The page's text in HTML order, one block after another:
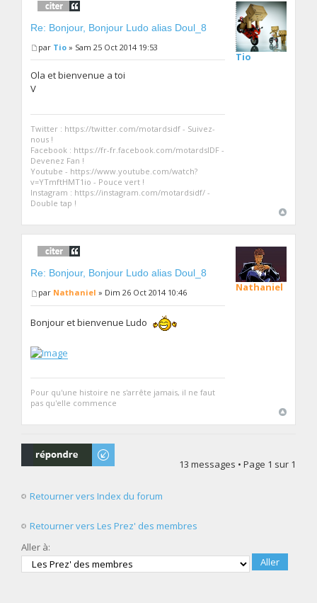
Re: Bonjour, Bonjour Ludo alias Doul_8
par Tio » Sam 25 Oct 2014 19:53
Ola et bienvenue a toi
V
Twitter : https://twitter.com/motardsidf - Suivez-
nous !
Facebook : https://fr-fr.facebook.com/motardsIDF -
Devenez Fan !
Youtube - https://www.youtube.com/watch?
v=YTmftHMT1io - Pouce vert !
Instagram : https://instagram.com/motardsidf/ -
Double tap !
Tio
Re: Bonjour, Bonjour Ludo alias Doul_8
par Nathaniel » Dim 26 Oct 2014 10:46
Bonjour et bienvenue Ludo
Pour qu'une histoire ne s'arrête jamais, il ne faut
pas qu'elle commence
Nathaniel
Répondre
13 messages • Page 1 sur 1
Retourner vers Index du forum
Retourner vers Les Prez' des membres
Aller à: